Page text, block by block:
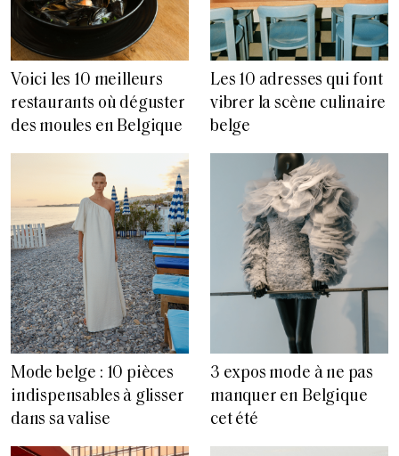
Voici les 10 meilleurs
restaurants où déguster
des moules en Belgique
Les 10 adresses qui font
vibrer la scène culinaire
belge
Mode belge : 10 pièces
indispensables à glisser
dans sa valise
3 expos mode à ne pas
manquer en Belgique
cet été